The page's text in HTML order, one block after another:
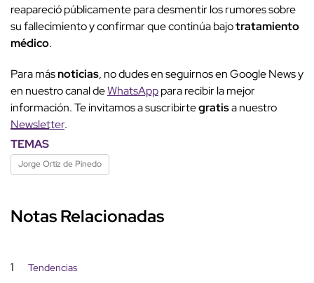
reapareció públicamente para desmentir los rumores sobre
su fallecimiento y confirmar que continúa bajotratamiento
médico.
Para másnoticias, no dudes en seguirnos en Google News y
en nuestro canal deWhatsApppara recibir la mejor
información. Te invitamos a suscribirtegratisa nuestro
Newsletter.
TEMAS
Jorge Ortiz de Pinedo
Notas Relacionadas
1 Tendencias